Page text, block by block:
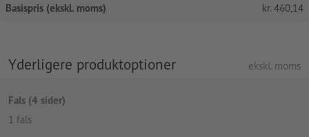
Basispris (ekskl. moms) kr. 460,14
Yderligere produktoptioner ekskl. moms
Fals (4 sider)
1 fals